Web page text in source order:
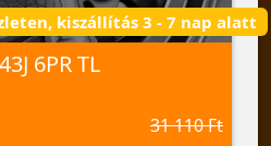
kiszállítás 3 - 7 nap alatt
6PR TL
31 110 Ft